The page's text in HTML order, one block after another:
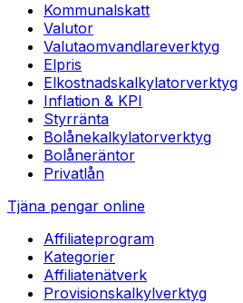
Kommunalskatt
Valutor
Valutaomvandlareverktyg
Elpris
Elkostnadskalkylatorverktyg
Inflation & KPI
Styrränta
Bolånekalkylatorverktyg
Bolåneräntor
Privatlån
Tjäna pengar online
Affiliateprogram
Kategorier
Affiliatenätverk
Provisionskalkylverktyg